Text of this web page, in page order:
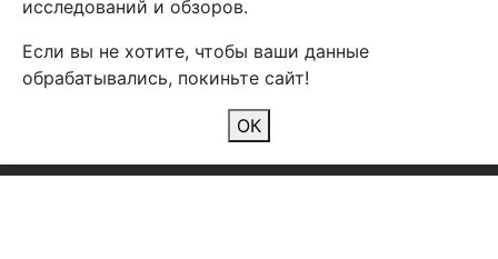
2026 Copyright © Арбен
исследований и обзоров.
Если вы не хотите, чтобы ваши данные
обрабатывались, покиньте сайт!
ОК